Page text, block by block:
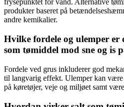
frysepunktet for vand. Alternative
produkter baseret på
andre kemikalier.
Hvilke fordele og ulemper er
som tømiddel mod sne og is
Fordele ved grus inkluderer god
til langvarig effekt. Ulemper kan være
på køretøjer, veje og miljøet samt